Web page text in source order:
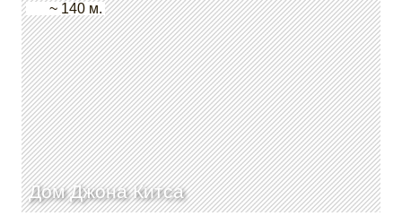
Дом Джона Китса
~ 140 м.